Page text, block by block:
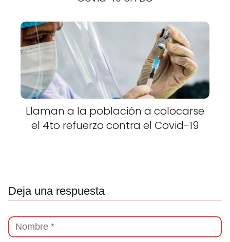
Llaman a la población a colocarse
el 4to refuerzo contra el Covid-19
Deja una respuesta